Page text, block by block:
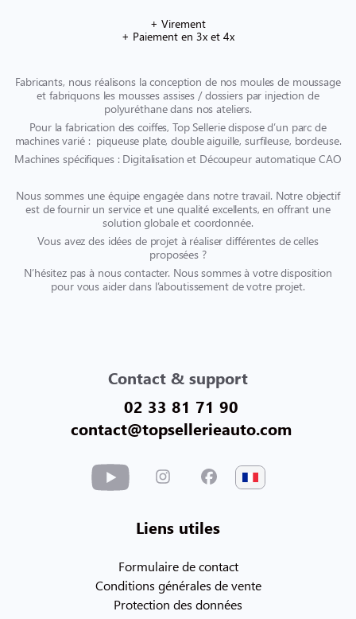
+ Virement
+ Paiement en 3x et 4x
Fabricants, nous réalisons la conception de nos moules de moussage
et fabriquons les mousses assises / dossiers par injection de
polyuréthane dans nos ateliers.
Pour la fabrication des coiffes, Top Sellerie dispose d’un parc de
machines varié : piqueuse plate, double aiguille, surfileuse, bordeuse.
Machines spécifiques : Digitalisation et Découpeur automatique CAO
Nous sommes une équipe engagée dans notre travail. Notre objectif
est de fournir un service et une qualité excellents, en offrant une
solution globale et coordonnée.
Vous avez des idées de projet à réaliser différentes de celles
proposées ?
N’hésitez pas à nous contacter. Nous sommes à votre disposition
pour vous aider dans l’aboutissement de votre projet.
Contact & support
02 33 81 71 90
contact@topsellerieauto.com
Liens utiles
Formulaire de contact
Conditions générales de vente
Protection des données